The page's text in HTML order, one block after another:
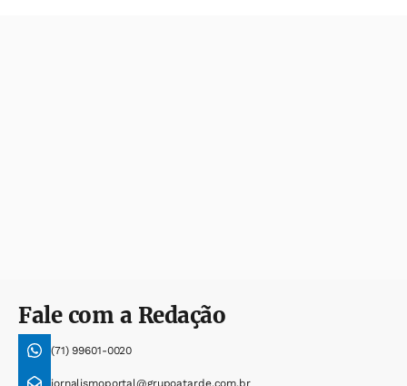
Fale com a Redação
(71) 99601-0020
jornalismoportal@grupoatarde.com.br